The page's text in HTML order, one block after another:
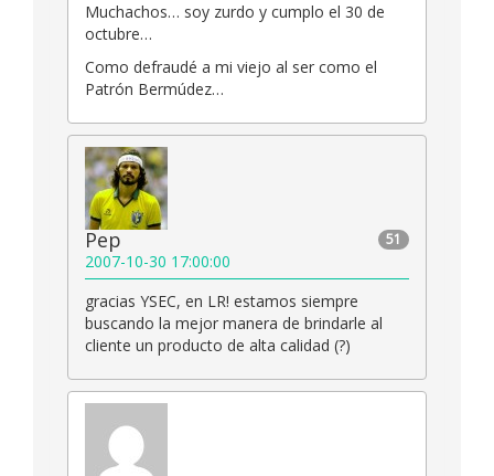
Muchachos… soy zurdo y cumplo el 30 de
octubre…
Como defraudé a mi viejo al ser como el
Patrón Bermúdez…
51
Pep
2007-10-30 17:00:00
gracias YSEC, en LR! estamos siempre
buscando la mejor manera de brindarle al
cliente un producto de alta calidad (?)